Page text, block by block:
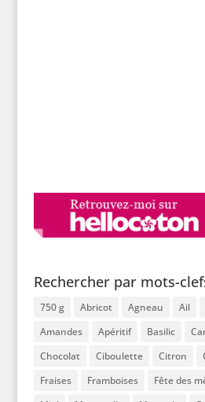
Rechercher par mots-
750 g Abricot Agneau Ail
Amandes
Apéritif Basilic
Chocolat
Ciboulette Citron
Fraises
Framboises Fête des